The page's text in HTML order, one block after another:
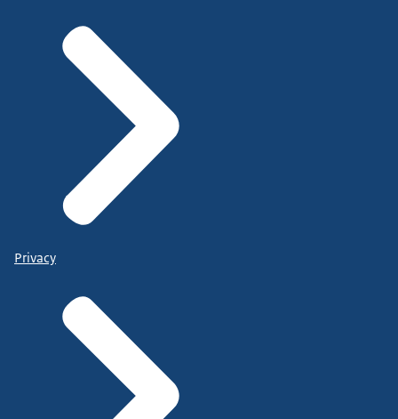
Privacy